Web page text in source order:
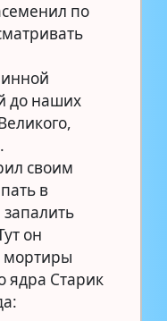
по
до наших
своим
в
он
мортиры
ядра Старик